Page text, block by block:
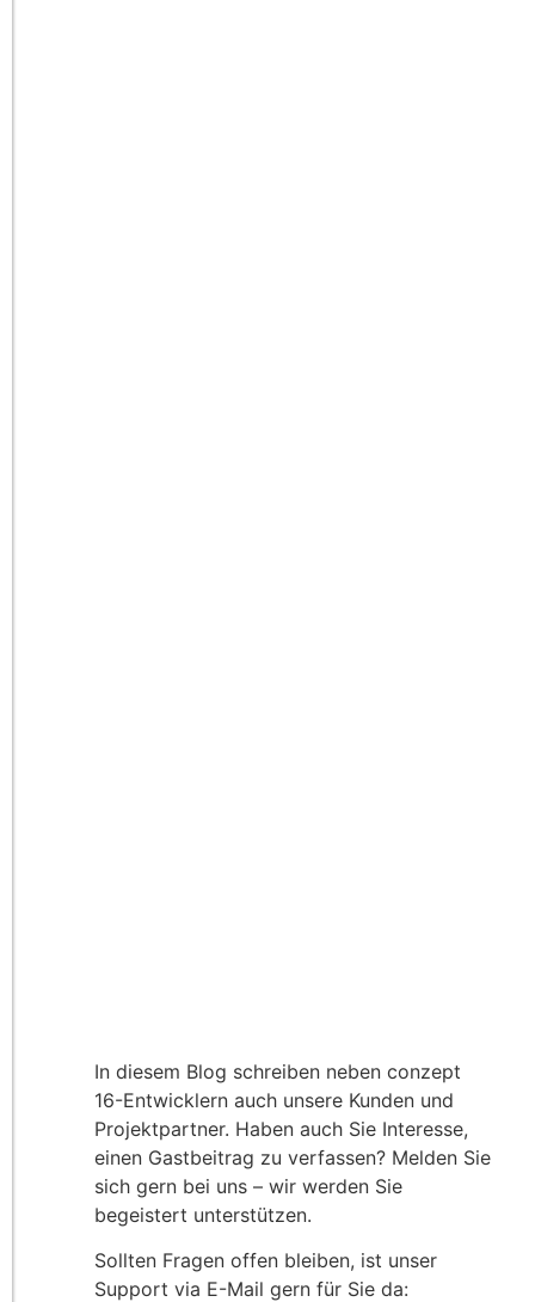
In diesem Blog schreiben neben conzept
16-Entwicklern auch unsere Kunden und
Projektpartner. Haben auch Sie Interesse,
einen Gastbeitrag zu verfassen? Melden Sie
sich gern bei uns – wir werden Sie
begeistert unterstützen.
Sollten Fragen offen bleiben, ist unser
Support via E-Mail gern für Sie da: